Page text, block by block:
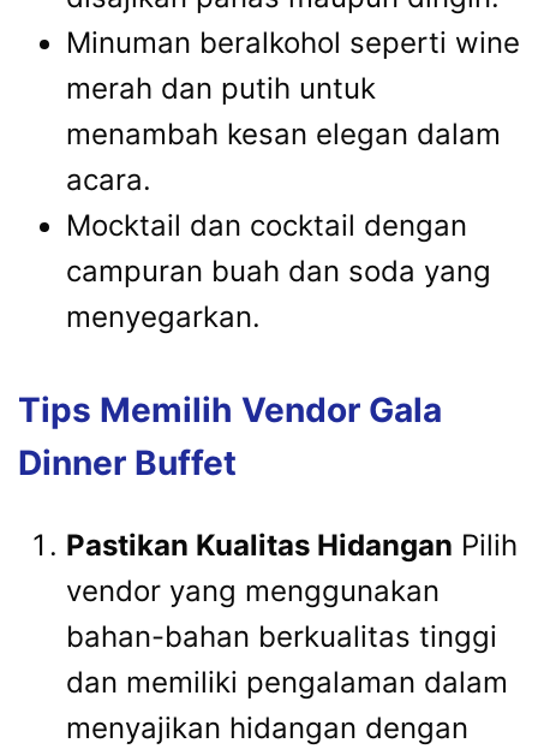
Minuman beralkohol seperti wine
merah dan putih untuk
menambah kesan elegan dalam
acara.
Mocktail dan cocktail dengan
campuran buah dan soda yang
menyegarkan.
Tips Memilih Vendor Gala
Dinner Buffet
Pastikan Kualitas Hidangan Pilih
vendor yang menggunakan
bahan-bahan berkualitas tinggi
dan memiliki pengalaman dalam
menyajikan hidangan dengan